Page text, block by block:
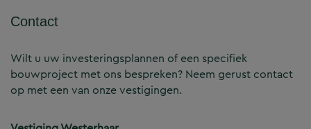
Contact
Wilt u uw investeringsplannen of een specifiek
bouwproject met ons bespreken? Neem gerust contact
op met een van onze vestigingen.